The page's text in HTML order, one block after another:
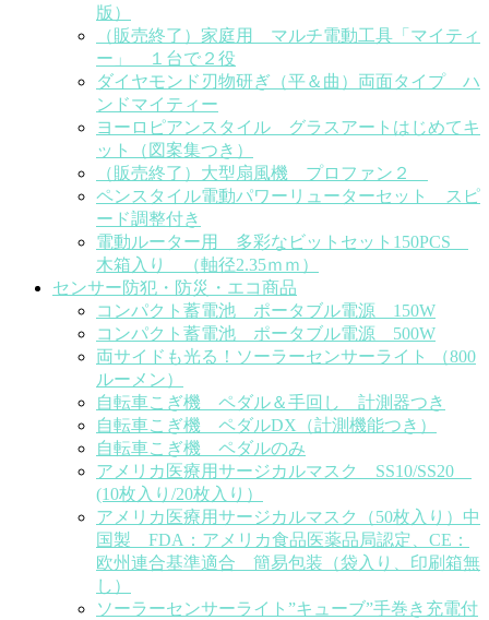
版）
（販売終了）家庭用 マルチ電動工具「マイティ
ー」 １台で２役
ダイヤモンド刃物研ぎ（平＆曲）両面タイプ ハ
ンドマイティー
ヨーロピアンスタイル グラスアートはじめてキ
ット（図案集つき）
（販売終了）大型扇風機 プロファン２
ペンスタイル電動パワーリューターセット スピ
ード調整付き
電動ルーター用 多彩なビットセット150PCS
木箱入り （軸径2.35ｍｍ）
センサー防犯・防災・エコ商品
コンパクト蓄電池 ポータブル電源 150W
コンパクト蓄電池 ポータブル電源 500W
両サイドも光る！ソーラーセンサーライト （800
ルーメン）
自転車こぎ機 ペダル＆手回し 計測器つき
自転車こぎ機 ペダルDX（計測機能つき）
自転車こぎ機 ペダルのみ
アメリカ医療用サージカルマスク SS10/SS20
(10枚入り/20枚入り）
アメリカ医療用サージカルマスク（50枚入り）中
国製 FDA：アメリカ食品医薬品局認定、CE：
欧州連合基準適合 簡易包装（袋入り、印刷箱無
し）
ソーラーセンサーライト”キューブ”手巻き充電付